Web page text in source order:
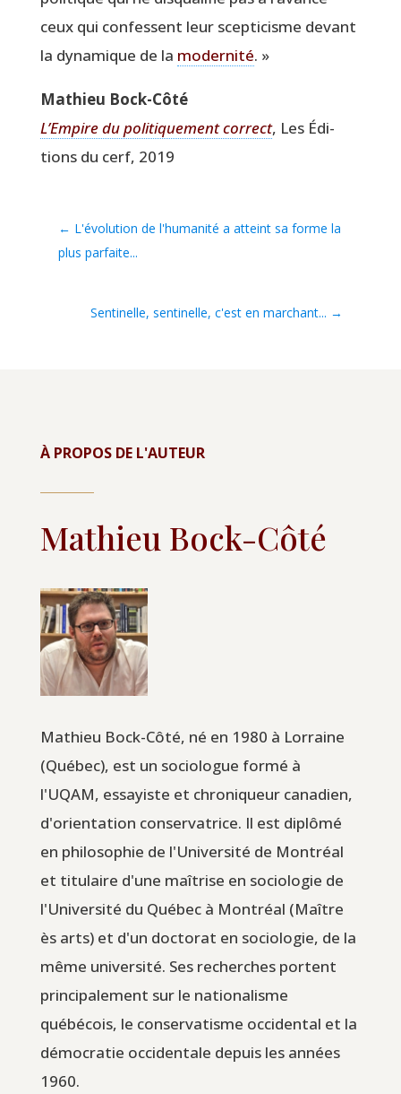
ceux qui confessent leur scep­ti­cisme devant
la dyna­mique de la moder­ni­té. »
Mathieu Bock-Côté
L’Em­pire du poli­ti­que­ment cor­rect, Les Édi­
tions du cerf, 2019
← L'évolution de l'humanité a atteint sa forme la
plus parfaite...
Sentinelle, sentinelle, c'est en marchant... →
À PROPOS DE L'AUTEUR
Mathieu Bock-Côté
Mathieu Bock-Côté, né en 1980 à Lorraine
(Québec), est un sociologue formé à
l'UQAM, essayiste et chroniqueur canadien,
d'orientation conservatrice. Il est diplômé
en philosophie de l'Université de Montréal
et titulaire d'une maîtrise en sociologie de
l'Université du Québec à Montréal (Maître
ès arts) et d'un doctorat en sociologie, de la
même université. Ses recherches portent
principalement sur le nationalisme
québécois, le conservatisme occidental et la
démocratie occidentale depuis les années
1960.